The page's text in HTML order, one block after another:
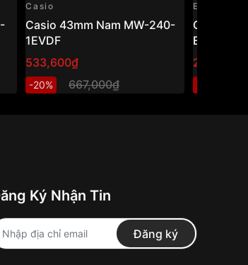
Casio
Casio 43mm Nam MW-240-
1EVDF
533,600₫
-20% 667,000₫
Edifice
Casio
EFR-
Ký Nhận Tin
Đăng ký